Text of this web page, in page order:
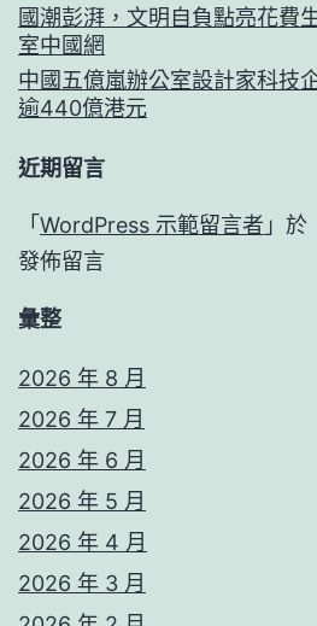
國潮彭湃，文明自負點亮花費
室中國網
中國五億嵐辦公室設計家科技
逾440億港元
近期留言
「 WordPress 示範留言者 」於
發佈留言
彙整
2026 年 8 月
2026 年 7 月
2026 年 6 月
2026 年 5 月
2026 年 4 月
2026 年 3 月